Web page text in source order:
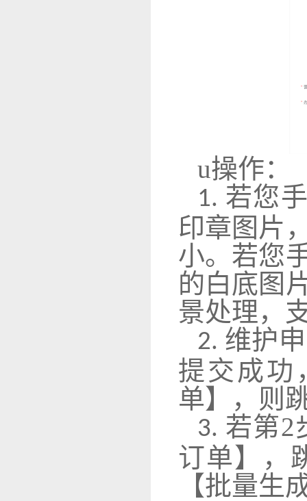
u操作：
1. 若您
印章图片
小。若您
的白底图
景处理，
2. 维护
提交成功
单】，则
3. 若第2
订单】，
【批量生